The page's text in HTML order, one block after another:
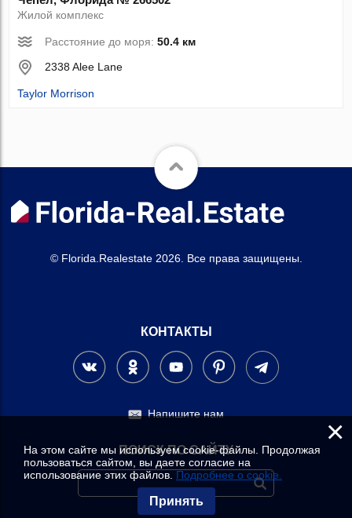
Жилой комплекс
Расстояние до моря:50.4 км
2338 Alee Lane
Taylor Morrison
© Florida.Realestate 2026. Все права защищены.
КОНТАКТЫ
Напишите нам
ПОИСК ПО САЙТУ
×
На этом сайте мы используем cookie-файлы. Продолжая
пользоваться сайтом, вы даете согласие на
использование этих файлов. Подробнее о cookie.
Принять